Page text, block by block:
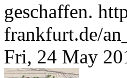
geschaffen.
frankfurt.de/
Fri, 24 May